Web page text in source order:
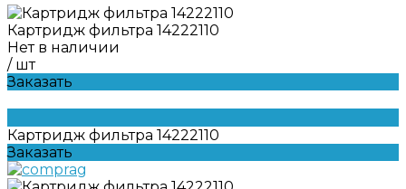
Картридж фильтра 14222110
Нет в наличии
/ шт
Заказать
Картридж фильтра 14222110
Заказать